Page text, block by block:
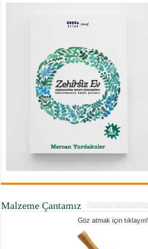
Malzeme Çantamız
Göz atmak için tıklayın!